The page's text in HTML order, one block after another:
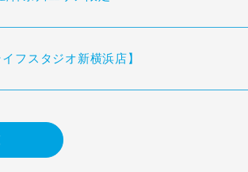
フスタジオ新横浜店】